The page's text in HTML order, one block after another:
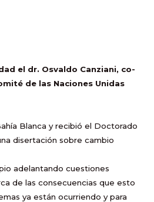
el dr. Osvaldo Canziani, co-
de las Naciones Unidas
Blanca y recibió el Doctorado
disertación sobre cambio
adelantando cuestiones
de las consecuencias que esto
ya están ocurriendo y para